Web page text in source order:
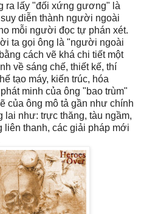
ra lấy "đối xứng gương" là
diễn thành người ngoài
mỗi người đọc tự phán xét.
ta gọi ông là "người ngoài
cách vẽ khá chi tiết một
về sáng chế, thiết kế, thí
tạo máy, kiến trúc, hóa
minh của ông "bao trùm"
của ông mô tả gần như chính
lai như: trực thăng, tàu ngầm,
liên thanh, các giải pháp mới